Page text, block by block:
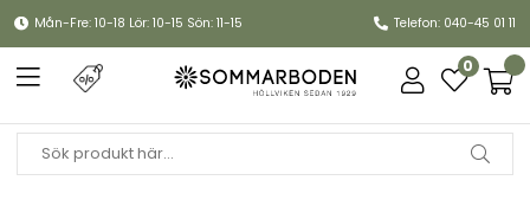
Mån-Fre: 10-18 Lör: 10-15 Sön: 11-15 Telefon: 040-45 01 11
0